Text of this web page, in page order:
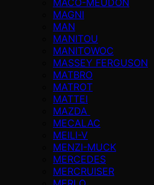
MAGNI
MAN
MANITOU
MANITOWOC
MASSEY FERGUSON
MATBRO
MATROT
MATTEI
MAZDA
MECALAC
MEILI-V
MENZI-MUCK
MERCEDES
MERCRUISER